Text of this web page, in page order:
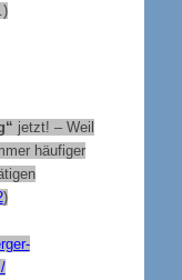
jetzt! – Weil
häufiger
)